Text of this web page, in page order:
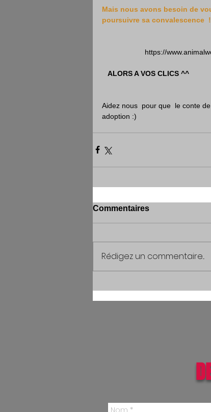
Mais nous avons besoin de
poursuivre sa convalescence  !
  ALORS A VOS CLICS ^^
Aidez nous  pour que  le conte
adoption :)
Commentaires
Rédigez un commentaire...